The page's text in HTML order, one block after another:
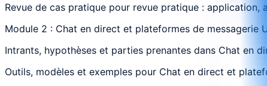
Revue de cas pratique pour revue pratique : application,
Module 2 : Chat en direct et plateformes de messagerie
Intrants, hypothèses et parties prenantes dans Chat en
Outils, modèles et exemples pour Chat en direct et